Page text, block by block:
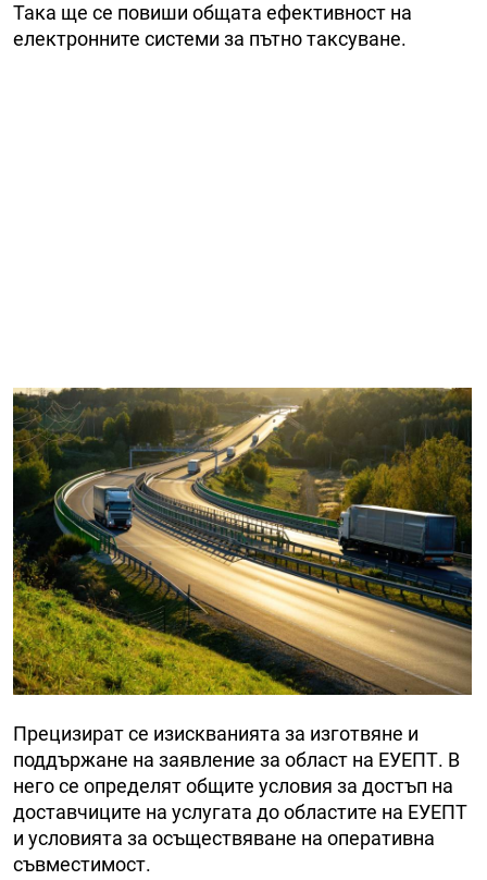
Така ще се повиши общата ефективност на
електронните системи за пътно таксуване.
Прецизират се изискванията за изготвяне и
поддържане на заявление за област на ЕУЕПТ. В
него се определят общите условия за достъп на
доставчиците на услугата до областите на ЕУЕПТ
и условията за осъществяване на оперативна
съвместимост.